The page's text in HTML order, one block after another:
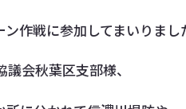
作戦に参加してまいりまし
会秋葉区支部様、